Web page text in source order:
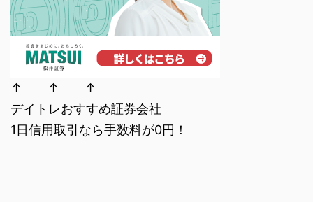
↑ ↑ ↑
デイトレおすすめ証券会社
1日信用取引なら手数料が0円！